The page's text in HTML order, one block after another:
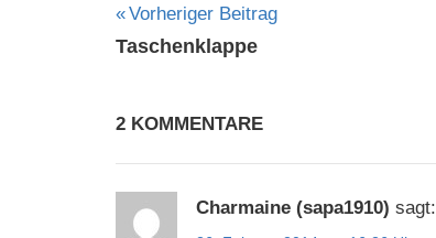
Beitragsnavigation
Vorheriger Beitrag
Taschenklappe
2 KOMMENTARE
Charmaine (sapa1910) sagt: